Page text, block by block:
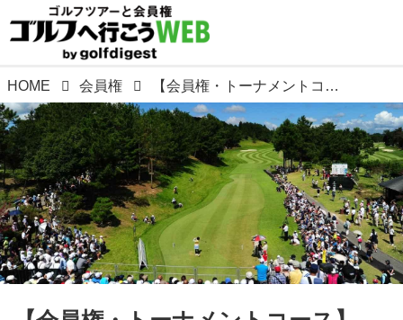
HOME 会員権 【会員権・トーナメントコース】「あの舞台がホームコースです」。プロトーナメント開催コースのメンバーになる（関西編）